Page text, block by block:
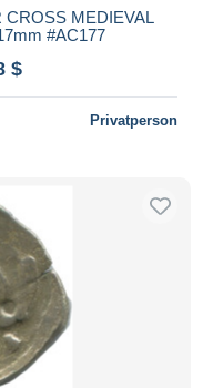
CROSS MEDIEVAL
#AC177
$
Privatperson